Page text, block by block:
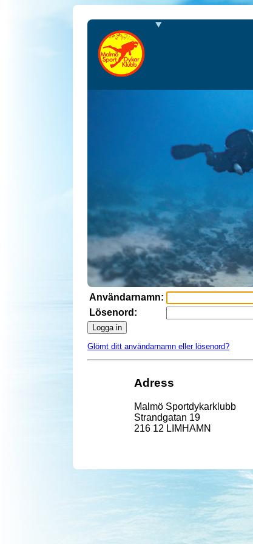
Användarnamn:
Lösenord:
Logga in
Glömt ditt användarnamn eller lösenord?
Adress
Malmö Sportdykarklubb
Strandgatan 19
216 12 LIMHAMN